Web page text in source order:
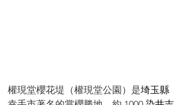
權現堂櫻花堤（權現堂公園）是埼玉縣